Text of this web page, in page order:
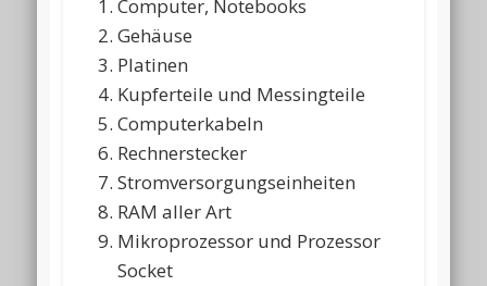
Computer, Notebooks
Gehäuse
Platinen
Kupferteile und Messingteile
Computerkabeln
Rechnerstecker
Stromversorgungseinheiten
RAM aller Art
Mikroprozessor und Prozessor
Socket